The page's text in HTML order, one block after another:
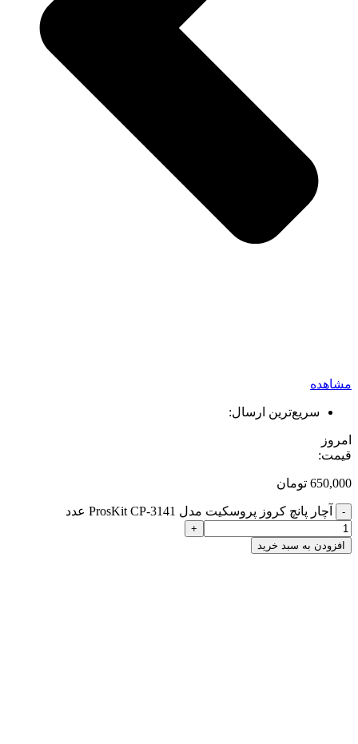
مشاهده
سریع‌ترین ارسال:
امروز
قیمت:
650,000 تومان
- آچار پانچ کروز پروسکیت مدل ProsKit CP-3141 عدد
+
افزودن به سبد خرید